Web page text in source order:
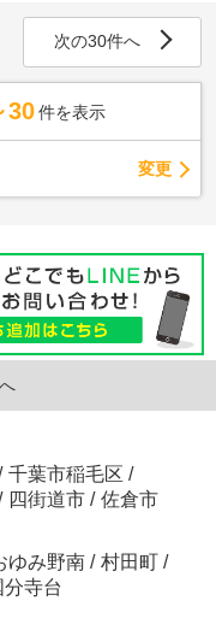
次の30件へ
30 件を表示
変更
千葉市稲毛区 /
四街道市 / 佐倉市
ゆみ野南 / 村田町 /
分寺台